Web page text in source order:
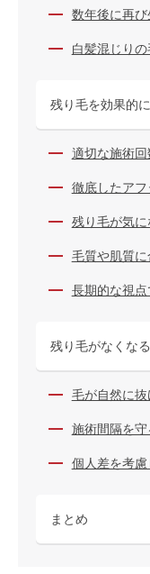
数年後に再
白髪混じり
残り毛を効果的
適切な施術
徹底したア
残り毛が気
毛質や肌質
長期的な視
残り毛がなくな
毛が自然に
施術間隔を
個人差を考
まとめ